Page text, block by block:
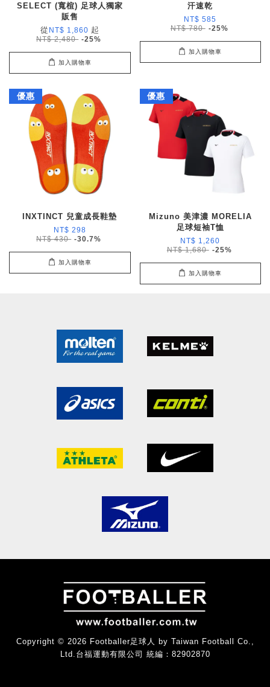
SELECT (寬楦) 足球人獨家
販售
從 NT$ 1,860 起
NT$ 2,480 -25%
加入購物車
汗速乾
NT$ 585
NT$ 780 -25%
加入購物車
優惠
INXTINCT 兒童成長鞋墊
NT$ 298
NT$ 430 -30.7%
加入購物車
優惠
Mizuno 美津濃 MORELIA
足球短袖T恤
NT$ 1,260
NT$ 1,680 -25%
加入購物車
Copyright © 2026 Footballer足球人 by Taiwan Football Co.,
Ltd.台福運動有限公司 統編：82902870